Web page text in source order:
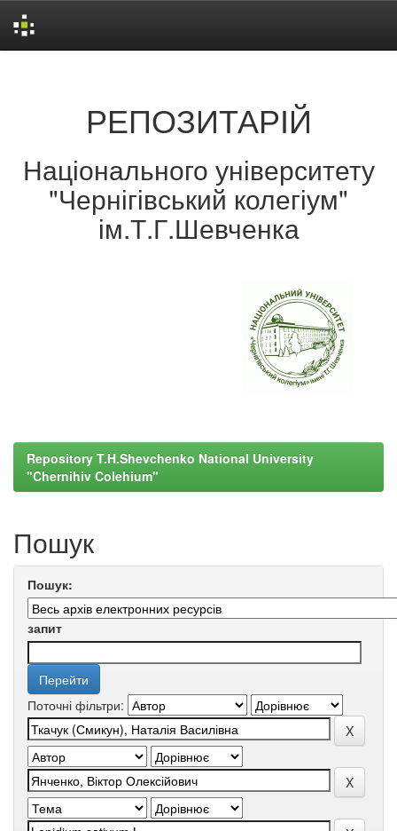
РЕПОЗИТАРІЙ
Національного університету
"Чернігівський колегіум"
ім.Т.Г.Шевченка
Repository T.H.Shevchenko National University
"Chernihiv Colehium"
Пошук
Пошук:
запит
Поточні фільтри: